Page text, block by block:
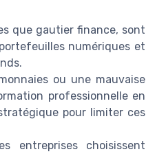
que gautier finance, sont
numériques et
ou une mauvaise
professionnelle en
pour limiter ces
entreprises choisissent